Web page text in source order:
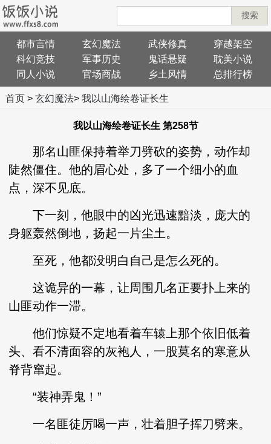
搜索
都市言情 玄幻魔法 武侠修真
穿越架空
科幻竞技
军事历史 鬼话悬疑
耽美小说
同人小说
官场商战 乡土风情 总排行榜
首页> 玄幻魔法> 我以山海绘卷证长生
我以山海绘卷证长生 第258节
那名山匪保持着举刀劈砍的姿势，动作却
陡然僵住。他的眉心处，多了一个细小的血
点，深不见底。
下一刻，他眼中的凶光迅速黯淡，庞大的
身躯轰然倒地，扬起一片尘土。
至死，他都没明白自己是怎么死的。
这诡异的一幕，让周围几名正要扑上来的
山匪动作一滞。
他们惊疑不定地看着车辕上那个依旧低着
头、看不清面容的灰袍人，一股莫名的寒意从
脊背窜起。
“装神弄鬼！”
一名匪徒厉喝一声，壮着胆子挥刀劈来。